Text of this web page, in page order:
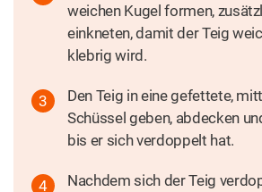
weichen Kugel formen,
einkneten, damit der Teig
klebrig wird.
Den Teig in eine gefettete,
Schüssel geben, abdecken
bis er sich verdoppelt hat.
Nachdem sich der Teig